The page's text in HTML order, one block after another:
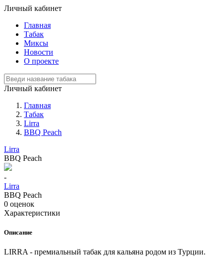
Личный кабинет
Главная
Табак
Миксы
Новости
О проекте
Личный кабинет
Главная
Табак
Lirra
BBQ Peach
Lirra
BBQ Peach
-
Lirra
BBQ Peach
0 оценок
Характеристики
Описание
LIRRA - премиальный табак для кальяна родом из Турции.